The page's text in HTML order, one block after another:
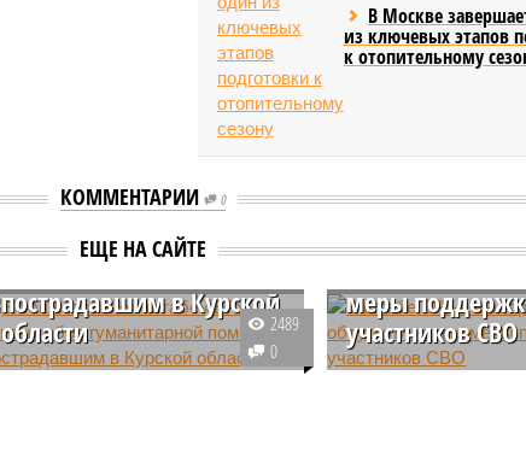
В Москве
из ключевых этапов
к отопительному
КОММЕНТАРИИ 0
ЕЩЕ НА САЙТЕ
В общественном штабе
«ЕР» открыт сбор
гуманитарной помощи
пострадавшим в Курской
области
В штабе общественной
2489
0
В штабе ЕР на
меры
участников СВО
На этой неделе в